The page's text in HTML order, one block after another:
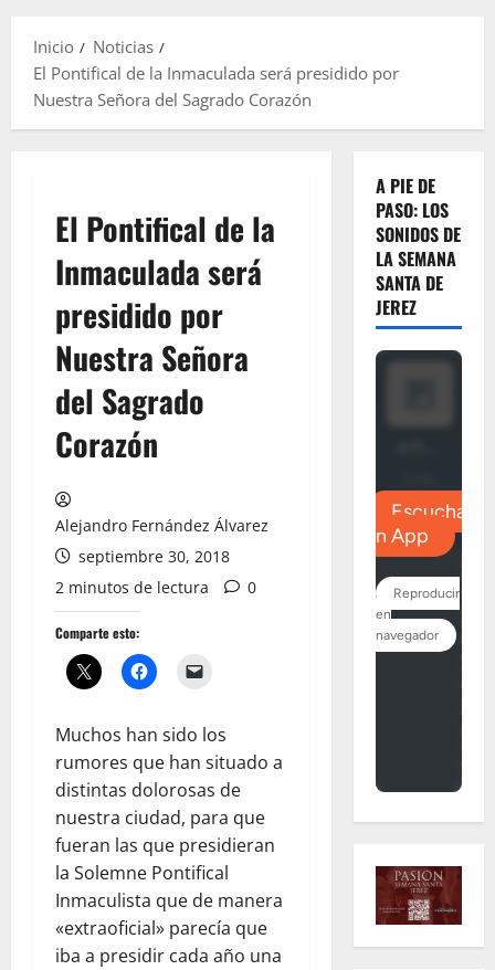
Inicio
Noticias
El Pontifical de la Inmaculada será presidido por
Nuestra Señora del Sagrado Corazón
El Pontifical de la
Inmaculada será
presidido por
Nuestra Señora
del Sagrado
Corazón
Alejandro Fernández Álvarez
septiembre 30, 2018
2 minutos de lectura
0
Comparte esto:
Muchos han sido los
rumores que han situado a
distintas dolorosas de
nuestra ciudad, para que
fueran las que presidieran
la Solemne Pontifical
Inmaculista que de manera
«extraoficial» parecía que
iba a presidir cada año una
A PIE DE
PASO: LOS
SONIDOS DE
LA SEMANA
SANTA DE
JEREZ